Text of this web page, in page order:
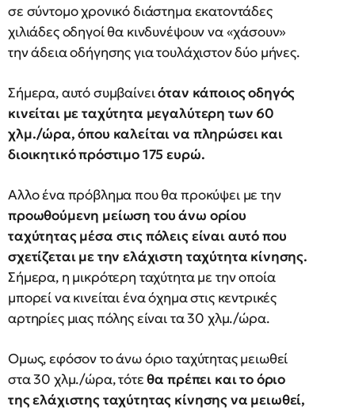
σε σύντομο χρονικό διάστημα εκατοντάδες
χιλιάδες οδηγοί θα κινδυνέψουν να «χάσουν»
την άδεια οδήγησης για τουλάχιστον δύο μήνες.
Σήμερα, αυτό συμβαίνειόταν κάποιος οδηγός
κινείται με ταχύτητα μεγαλύτερη των 60
χλμ./ώρα, όπου καλείται να πληρώσει και
διοικητικό πρόστιμο 175 ευρώ.
Αλλο ένα πρόβλημα που θα προκύψει με την
προωθούμενη μείωση του άνω ορίου
ταχύτητας μέσα στις πόλεις είναι αυτό που
σχετίζεται με την ελάχιστη ταχύτητα κίνησης.
Σήμερα, η μικρότερη ταχύτητα με την οποία
μπορεί να κινείται ένα όχημα στις κεντρικές
αρτηρίες μιας πόλης είναι τα 30 χλμ./ώρα.
Ομως, εφόσον το άνω όριο ταχύτητας μειωθεί
στα 30 χλμ./ώρα, τότεθα πρέπει και το όριο
της ελάχιστης ταχύτητας κίνησης να μειωθεί,